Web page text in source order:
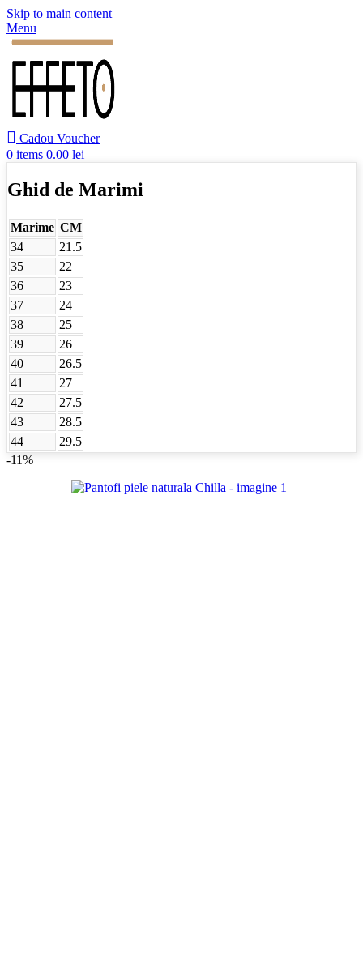
Skip to main content
Menu
Cadou Voucher
0 items 0.00 lei
Ghid de Marimi
Marime CM
34
21.5
35
22
36
23
37
24
38
25
39
26
40
26.5
41
27
42
27.5
43
28.5
44
29.5
-11%